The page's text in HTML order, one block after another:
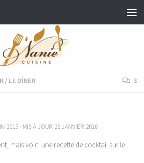
/ LE DÎNER 3
2015 · MIS À JOUR 26 JANVIER 2016
mais voici une recette de cocktail sur le